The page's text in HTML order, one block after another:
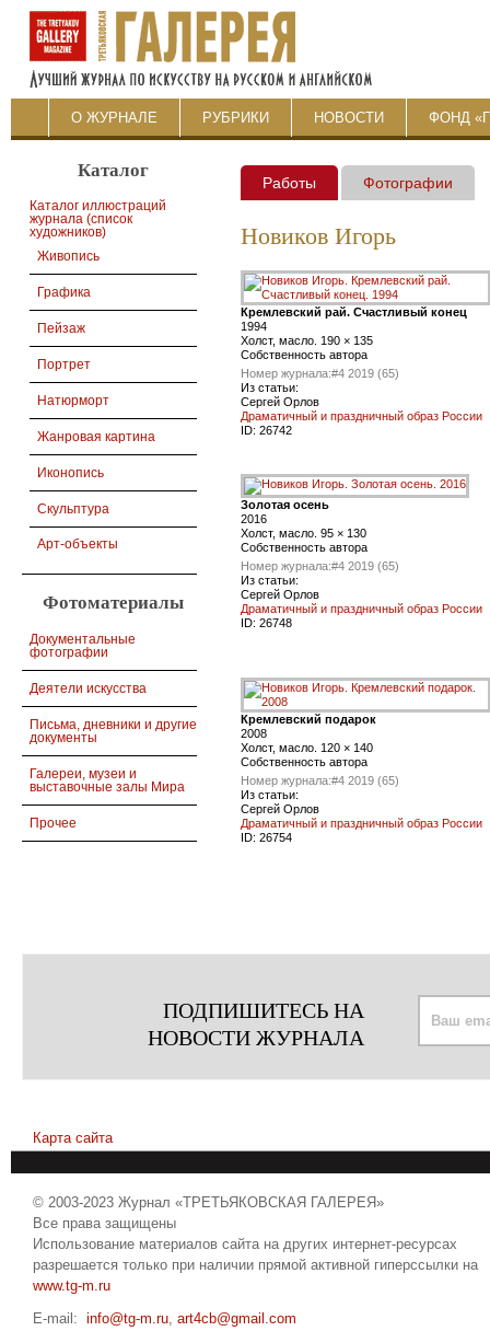
О ЖУРНАЛЕ РУБРИКИ НОВОСТИ ФОНД
Каталог
Каталог иллюстраций
журнала (список
художников)
Живопись
Графика
Пейзаж
Портрет
Натюрморт
Жанровая картина
Иконопись
Скульптура
Арт-объекты
Фотоматериалы
Документальные
фотографии
Деятели искусства
Письма, дневники и другие
документы
Галереи, музеи и
выставочные залы Мира
Прочее
Работы Фотографии
Новиков Игорь
Кремлевский рай. Счастливый конец
1994
Холст, масло. 190 × 135
Собственность автора
Номер журнала:#4 2019 (65)
Из статьи:
Сергей Орлов
Драматичный и праздничный образ России
ID: 26742
Золотая осень
2016
Холст, масло. 95 × 130
Собственность автора
Номер журнала:#4 2019 (65)
Из статьи:
Сергей Орлов
Драматичный и праздничный образ России
ID: 26748
Кремлевский подарок
2008
Холст, масло. 120 × 140
Собственность автора
Номер журнала:#4 2019 (65)
Из статьи:
Сергей Орлов
Драматичный и праздничный образ России
ID: 26754
ПОДПИШИТЕСЬ НА
НОВОСТИ ЖУРНАЛА
Карта сайта
© 2003-2023 Журнал «ТРЕТЬЯКОВСКАЯ ГАЛЕРЕЯ»
Все права защищены
Использование материалов сайта на других интернет-ресурсах
разрешается только при наличии прямой активной гиперссылки на
www.tg-m.ru
E-mail: info@tg-m.ru, art4cb@gmail.com